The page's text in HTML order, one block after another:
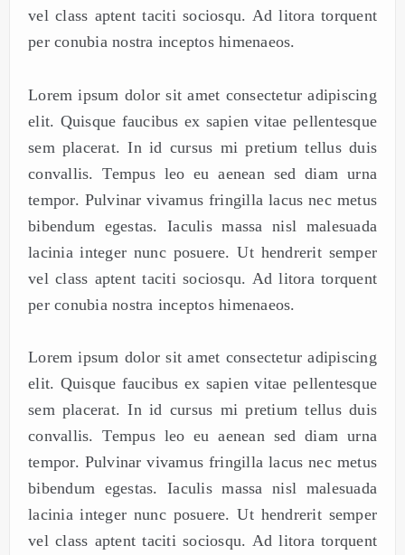
vel class aptent taciti sociosqu. Ad litora torquent
per conubia nostra inceptos himenaeos.
Lorem ipsum dolor sit amet consectetur adipiscing
elit. Quisque faucibus ex sapien vitae pellentesque
sem placerat. In id cursus mi pretium tellus duis
convallis. Tempus leo eu aenean sed diam urna
tempor. Pulvinar vivamus fringilla lacus nec metus
bibendum egestas. Iaculis massa nisl malesuada
lacinia integer nunc posuere. Ut hendrerit semper
vel class aptent taciti sociosqu. Ad litora torquent
per conubia nostra inceptos himenaeos.
Lorem ipsum dolor sit amet consectetur adipiscing
elit. Quisque faucibus ex sapien vitae pellentesque
sem placerat. In id cursus mi pretium tellus duis
convallis. Tempus leo eu aenean sed diam urna
tempor. Pulvinar vivamus fringilla lacus nec metus
bibendum egestas. Iaculis massa nisl malesuada
lacinia integer nunc posuere. Ut hendrerit semper
vel class aptent taciti sociosqu. Ad litora torquent